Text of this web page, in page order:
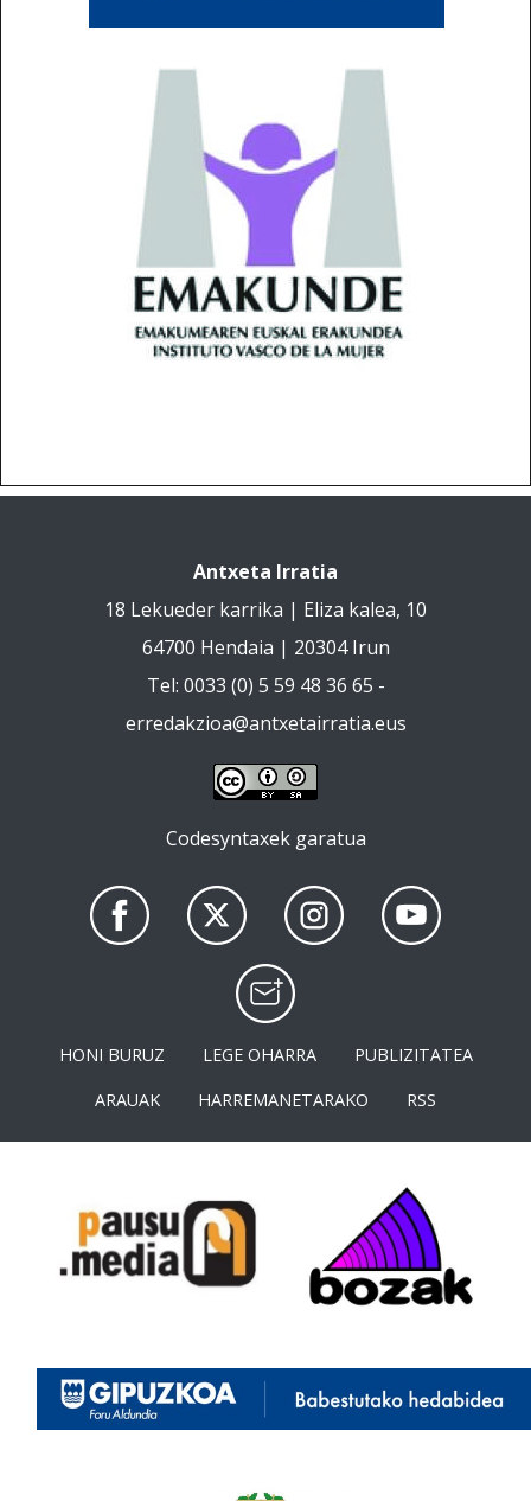
Antxeta Irratia
18 Lekueder karrika | Eliza kalea, 10
64700 Hendaia | 20304 Irun
Tel: 0033 (0) 5 59 48 36 65 -
erredakzioa@antxetairratia.eus
Codesyntaxek garatua
HONI BURUZ LEGE OHARRA
PUBLIZITATEA
ARAUAK
HARREMANETARAKO RSS